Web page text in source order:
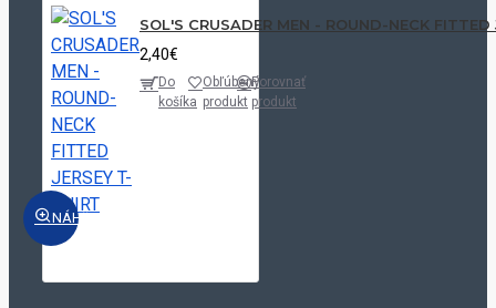
NÁHĽAD
SOL'S CRUSADER MEN - ROUND-NECK FITTED
2,40€
Do
košíka
Obľúbený
produkt
Porovnať
produkt